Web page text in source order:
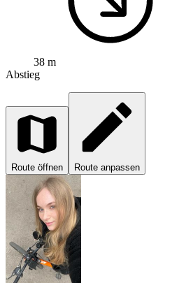
38 m
Abstieg
Route öffnen Route anpassen